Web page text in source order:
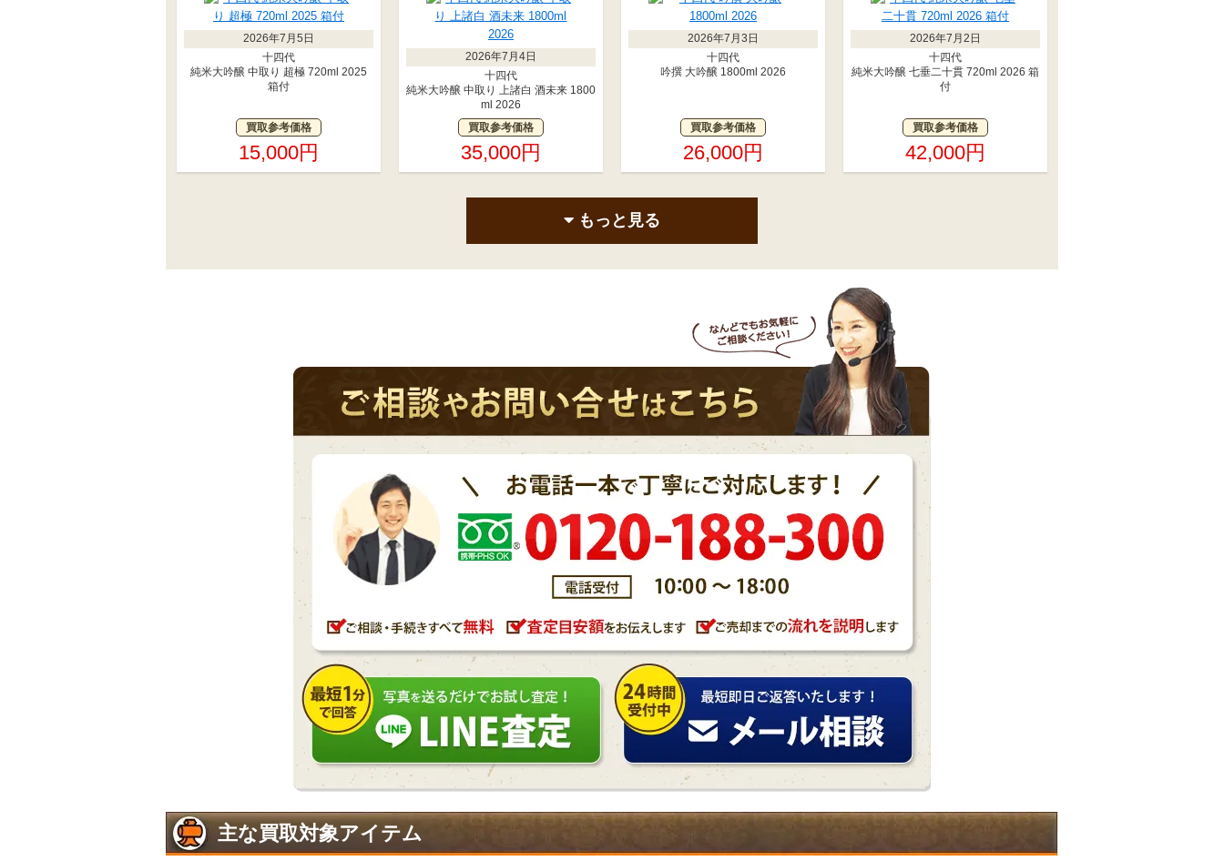
2026年7月5日
十四代
純米大吟醸 中取り 超極 720ml 2025
箱付
買取参考価格
15,000円
2026年7月4日
十四代
純米大吟醸 中取り 上諸白 酒未来 1800
ml 2026
買取参考価格
35,000円
2026年7月3日
十四代
吟撰 大吟醸 1800ml 2026
買取参考価格
26,000円
2026年7月2日
十四代
純米大吟醸 七垂二十貫 720ml 2026 箱
付
買取参考価格
42,000円
もっと見る
主な買取対象アイテム